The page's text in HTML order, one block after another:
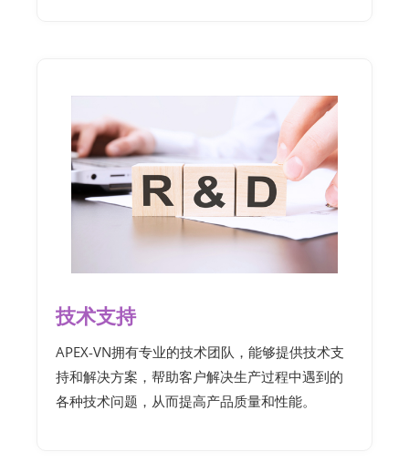
技术支持
APEX-VN拥有专业的技术团队，能够提供技术支
持和解决方案，帮助客户解决生产过程中遇到的
各种技术问题，从而提高产品质量和性能。